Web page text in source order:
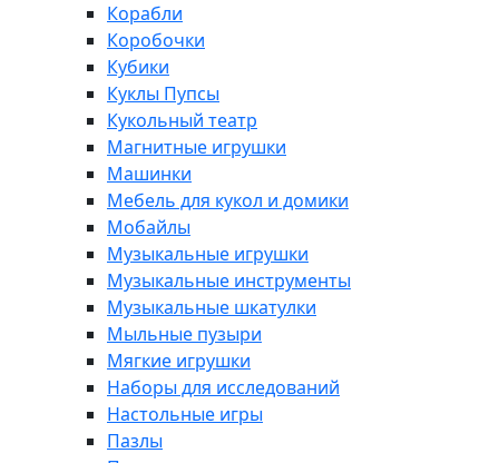
Корабли
Коробочки
Кубики
Куклы Пупсы
Кукольный театр
Магнитные игрушки
Машинки
Мебель для кукол и домики
Мобайлы
Музыкальные игрушки
Музыкальные инструменты
Музыкальные шкатулки
Мыльные пузыри
Мягкие игрушки
Наборы для исследований
Настольные игры
Пазлы